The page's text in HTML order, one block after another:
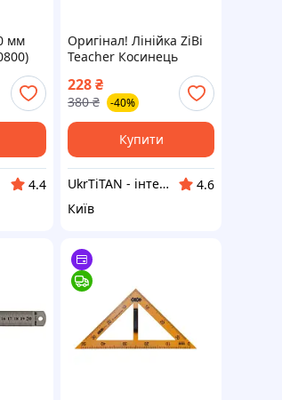
мм
4.4
Оригінал! Лінійка ZiBi
Teacher Косинець
90°/45° для шкільної
дошки 50 см, жовтий
(ZB.5639) - Вища Якість!
228₴
380 ₴ -40%
Купити
UkrTiTAN - інтернет-магазин електроніки та комп'ютерної техніки
4.6
Київ